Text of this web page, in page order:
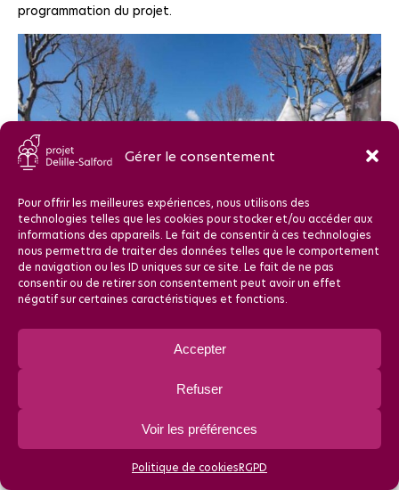
Gérer le consentement
Pour offrir les meilleures expériences, nous utilisons des
technologies telles que les cookies pour stocker et/ou accéder aux
informations des appareils. Le fait de consentir à ces technologies
nous permettra de traiter des données telles que le comportement
de navigation ou les ID uniques sur ce site. Le fait de ne pas
consentir ou de retirer son consentement peut avoir un effet
négatif sur certaines caractéristiques et fonctions.
Accepter
Refuser
Voir les préférences
Politique de cookiesRGPD
programmation du projet.
9 avril 2022
Le Président de Clermont Auvergne Métropole, Maire de
Clermont-Ferrand, lançe officiellement la concertation
auprès du grand public lors d’un grand temps fort place
Delille avec les acteurs institutionnels et les habitants. Plus
de 300 participants ont donné leur avis.